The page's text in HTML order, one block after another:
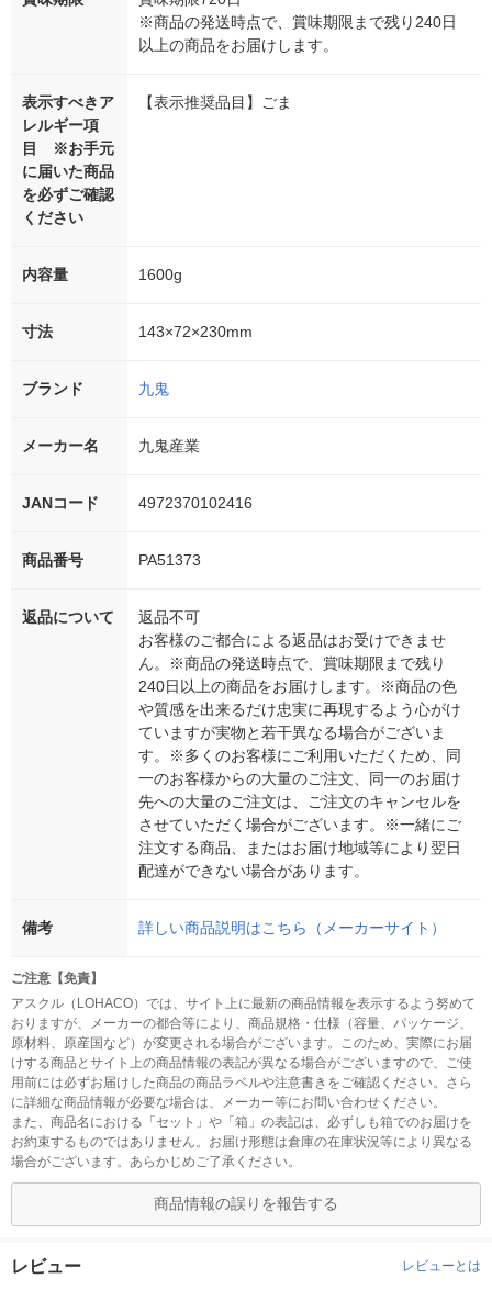
※商品の発送時点で、賞味期限まで残り240日
以上の商品をお届けします。
表示すべきア
レルギー項
目 ※お手元
に届いた商品
を必ずご確認
ください
【表示推奨品目】ごま
内容量 1600g
寸法 143×72×230mm
ブランド 九鬼
メーカー名 九鬼産業
JANコード 4972370102416
商品番号 PA51373
返品について
返品不可
お客様のご都合による返品はお受けできませ
ん。※商品の発送時点で、賞味期限まで残り
240日以上の商品をお届けします。※商品の色
や質感を出来るだけ忠実に再現するよう心がけ
ていますが実物と若干異なる場合がございま
す。※多くのお客様にご利用いただくため、同
一のお客様からの大量のご注文、同一のお届け
先への大量のご注文は、ご注文のキャンセルを
させていただく場合がございます。※一緒にご
注文する商品、またはお届け地域等により翌日
配達ができない場合があります。
備考 詳しい商品説明はこちら（メーカーサイト）
ご注意【免責】
アスクル（LOHACO）では、サイト上に最新の商品情報を表示するよう努めて
おりますが、メーカーの都合等により、商品規格・仕様（容量、パッケージ、
原材料、原産国など）が変更される場合がございます。このため、実際にお届
けする商品とサイト上の商品情報の表記が異なる場合がございますので、ご使
用前には必ずお届けした商品の商品ラベルや注意書きをご確認ください。さら
に詳細な商品情報が必要な場合は、メーカー等にお問い合わせください。
また、商品名における「セット」や「箱」の表記は、必ずしも箱でのお届けを
お約束するものではありません。お届け形態は倉庫の在庫状況等により異なる
場合がございます。あらかじめご了承ください。
商品情報の誤りを報告する
レビュー レビューとは